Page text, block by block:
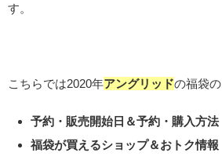
す。
こちらでは2020年アングリッドの福袋の
予約・販売開始日＆予約・購入方法
福袋が買えるショップ＆おトク情報